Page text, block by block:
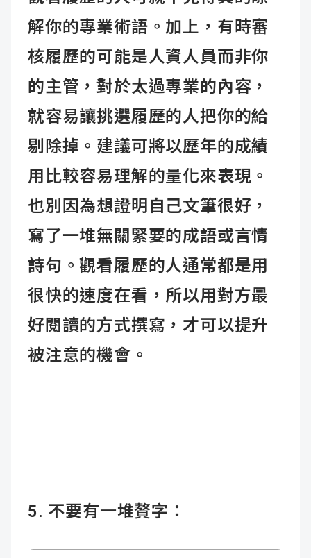
解你的專業術語。加上，有時審
核履歷的可能是人資人員而非你
的主管，對於太過專業的內容，
就容易讓挑選履歷的人把你的給
剔除掉。建議可將以歷年的成績
用比較容易理解的量化來表現。
也別因為想證明自己文筆很好，
寫了一堆無關緊要的成語或言情
詩句。觀看履歷的人通常都是用
很快的速度在看，所以用對方最
好閱讀的方式撰寫，才可以提升
被注意的機會。
5. 不要有一堆贅字：